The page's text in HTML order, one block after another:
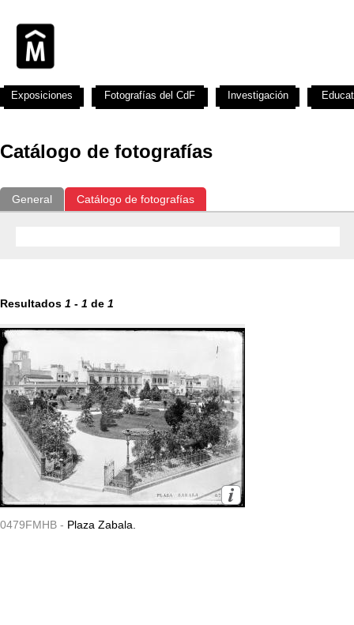
Catálogo de fotografías
General Catálogo de fotografías
Resultados 1 - 1 de 1
0479FMHB - Plaza Zabala.
Exposiciones Fotografías del CdF Investigación